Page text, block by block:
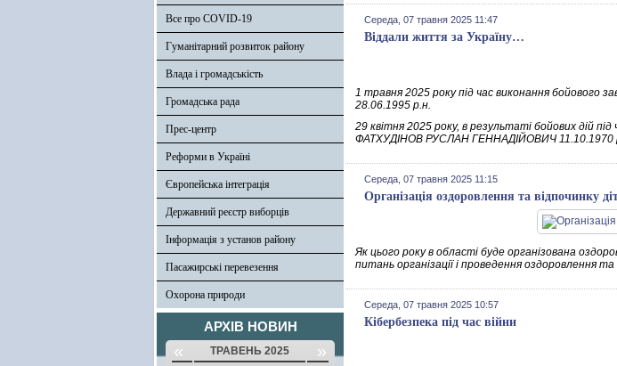
Все про COVID-19
Гуманітарний розвиток району
Влада і громадськість
Громадська рада
Прес-центр
Реформи в Україні
Європейська інтеграція
Державний реєстр виборців
Інформація з установ району
Пасажирські перевезення
Охорона природи
АРХІВ НОВИН
« ТРАВЕНЬ 2025 »
Середа, 07 травня 2025 11:47
Віддали життя за Україну…
1 травня 2025 року під час виконання
28.06.1995 р.н.
29 квітня 2025 року, в результаті бойових дій
ФАТХУДІНОВ РУСЛАН ГЕННАДІЙОВИЧ 11.10.1970
Середа, 07 травня 2025 11:15
Організація оздоровлення та відпочинку
Як цього року в області буде організована
питань організації і проведення оздоровлення та
Середа, 07 травня 2025 10:57
Кібербезпека під час війни